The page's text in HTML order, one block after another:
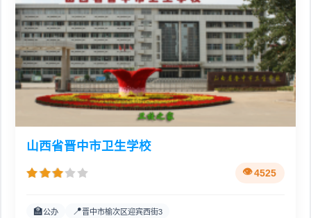
山西省晋中市卫生学校
4525
🏫公办 📍晋中市榆次区迎宾西街3